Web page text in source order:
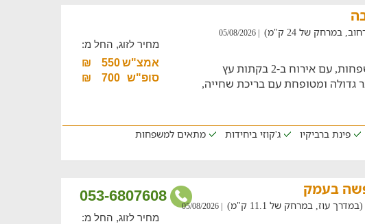
במרחק של 24 ק"מ) | 05/08/2026
חופשה כפרית מופלאה למשפחות, עם אירוח ב-2 בקתות עץ
גדולה ומטופחת עם בריכת שחייה,
מחיר לזוג, החל מ:
אמצ"ש550
₪
סופ"ש
700
₪
פינת ברביקיו ג'קוזי ביחידות
מתאים למשפחות
053-6807608
עוז, במרחק של 11.1 ק"מ) | 05/08/2026
מחיר לזוג, החל מ: